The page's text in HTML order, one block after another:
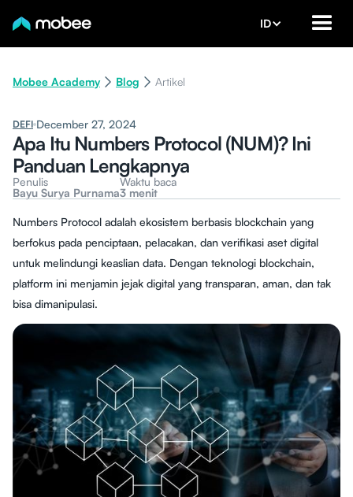
ID
Mobee Academy Blog Artikel
DEFI December 27, 2024
Apa Itu Numbers Protocol (NUM)? Ini
Panduan Lengkapnya
Penulis
Bayu Surya Purnama
Waktu baca
3 menit
Numbers Protocol adalah ekosistem berbasis blockchain yang
berfokus pada penciptaan, pelacakan, dan verifikasi aset digital
untuk melindungi keaslian data. Dengan teknologi blockchain,
platform ini menjamin jejak digital yang transparan, aman, dan tak
bisa dimanipulasi.